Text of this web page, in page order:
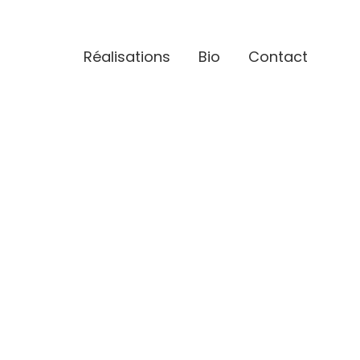
Réalisations Bio Contact